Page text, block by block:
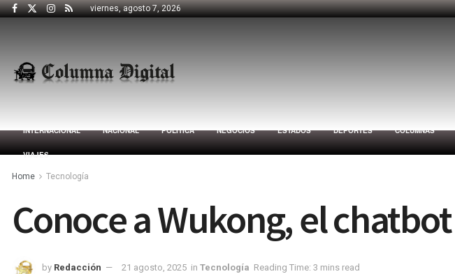
viernes, agosto 7, 2026
INTERNACIONAL NACIONAL POLÍTICA NEGOCIOS ESTADOS DEPORTES COLUMNAS
VIAJES
Home Tecnología
Conoce a Wukong, el
by Redacción 21 agosto, 2025 in Tecnología Reading Time: 3 mins read